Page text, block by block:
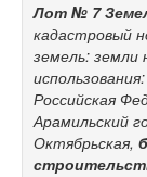
Лот № 7
кадастровый
земель: земли
Российская
Арамильский
Октябрьская,